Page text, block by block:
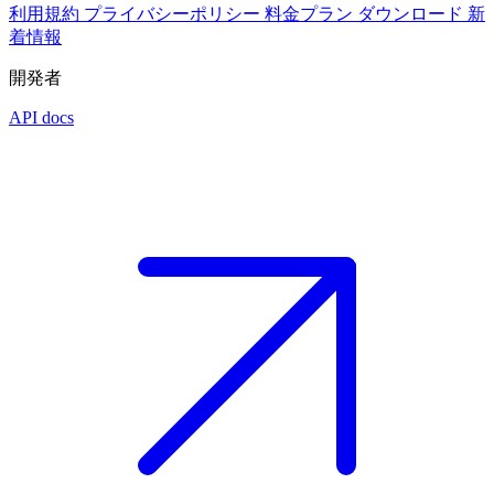
利用規約 プライバシーポリシー 料金プラン ダウンロード 新
着情報
開発者
API docs